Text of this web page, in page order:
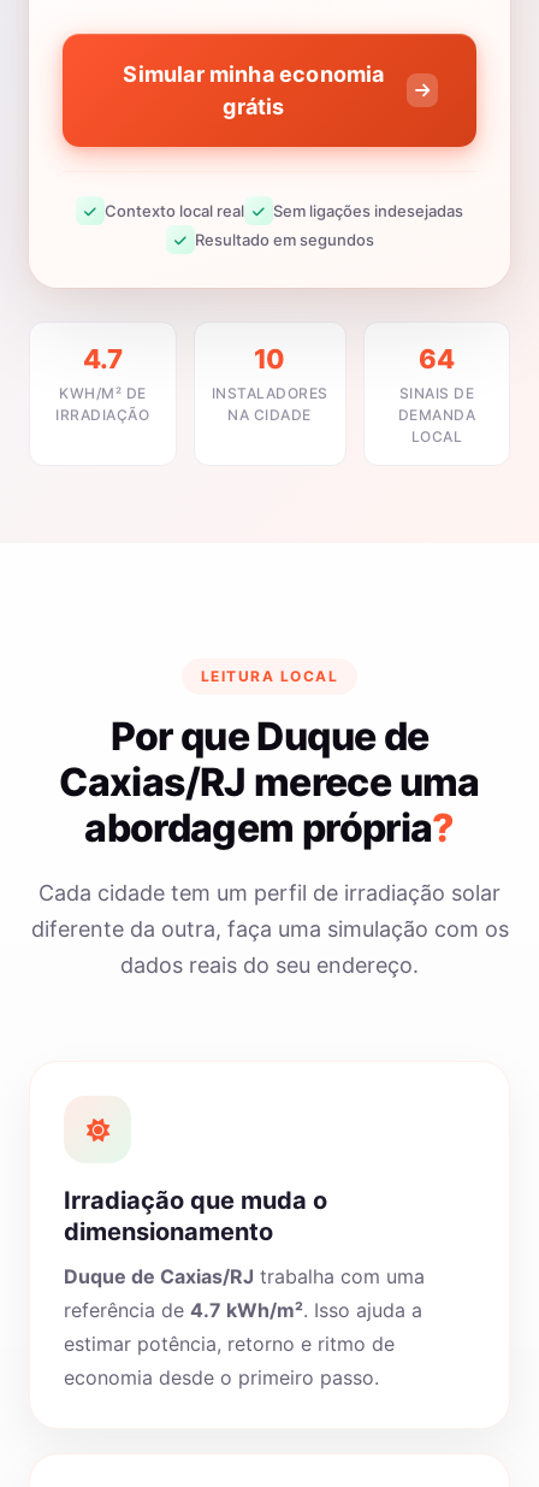
Simular minha economia
grátis
Contexto local real
Sem ligações indesejadas
Resultado em segundos
4.7
KWH/M² DE
IRRADIAÇÃO
10
INSTALADORES
NA CIDADE
64
SINAIS DE
DEMANDA
LOCAL
LEITURA LOCAL
Por que Duque de
Caxias/RJ merece uma
abordagem própria?
Cada cidade tem um perfil de irradiação solar
diferente da outra, faça uma simulação com os
dados reais do seu endereço.
Irradiação que muda o
dimensionamento
Duque de Caxias/RJ trabalha com uma
referência de 4.7 kWh/m². Isso ajuda a
estimar potência, retorno e ritmo de
economia desde o primeiro passo.